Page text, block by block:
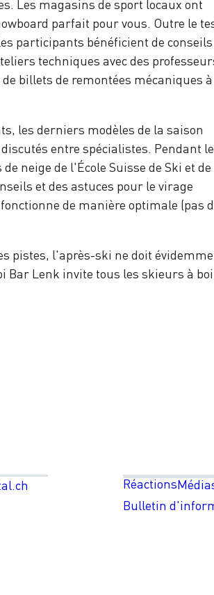
Les magasins de sport locaux ont
parfait pour vous. Outre le
participants bénéficient de conseils
techniques avec des
billets de remontées mécaniques à
les derniers modèles de la saison
entre spécialistes. Pendant
neige de l'École Suisse de Ski et de
et des astuces pour le virage
de manière optimale (pas
pistes, l'après-ski ne doit
Bar Lenk invite tous les skieurs à
Réactions
Bulletin